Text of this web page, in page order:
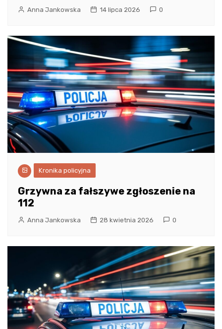
Anna Jankowska 14 lipca 2026 0
Kronika policyjna
Grzywna za fałszywe zgłoszenie na
112
Anna Jankowska 28 kwietnia 2026 0